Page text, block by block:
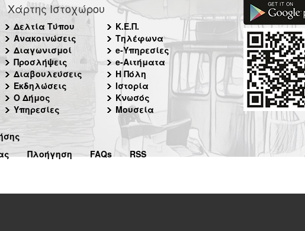
Χάρτης Ιστοχώρου
Δελτία Τύπου
Ανακοινώσεις
Διαγωνισμοί
Προσλήψεις
Διαβουλεύσεις
Εκδηλώσεις
Ο Δήμος
Υπηρεσίες
Κ.Ε.Π.
Τηλέφωνα
e-Υπηρεσίες
e-Αιτήματα
Η Πόλη
Ιστορία
Κνωσός
Μουσεία
Πλοήγηση FAQs RSS